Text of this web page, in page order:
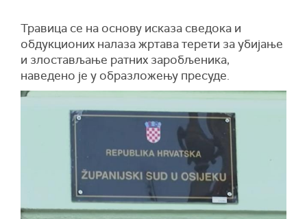
Травица се на основу исказа сведока и
обдукционих налаза жртава терети заубијање
и злостављање ратних заробљеника,
наведено је у образложењу пресуде.